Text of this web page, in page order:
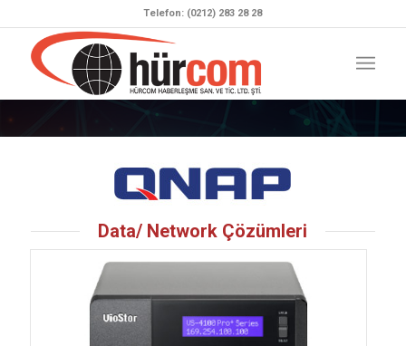
Telefon: (0212) 283 28 28
Data/ Network Çözümleri